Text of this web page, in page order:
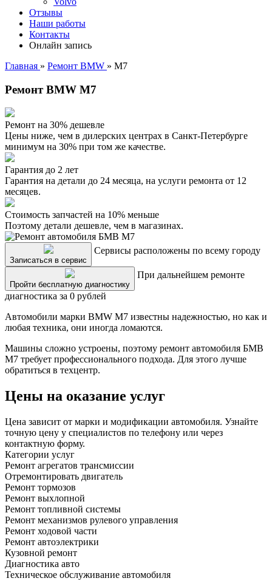
Отзывы
Наши работы
Контакты
Онлайн запись
Главная » Ремонт BMW » M7
Ремонт BMW M7
Ремонт на 30% дешевле
Цены ниже, чем в дилерских центрах в Санкт-Петербурге
минимум на 30% при том же качестве.
Гарантия до 2 лет
Гарантия на детали до 24 месяца, на услуги ремонта от 12
месяцев.
Стоимость запчастей на 10% меньше
Поэтому детали дешевле, чем в магазинах.
Записаться в сервис
Сервисы расположены по всему городу
Пройти бесплатную диагностику
При дальнейшем ремонте
диагностика за 0 рублей
Автомобили марки BMW M7 известны надежностью, но как и
любая техника, они иногда ломаются.
Машины сложно устроены, поэтому ремонт автомобиля БМВ
M7 требует профессионального подхода. Для этого лучше
обратиться в техцентр.
Цены на оказание услуг
Цена зависит от марки и модификации автомобиля. Узнайте
точную цену у специалистов по телефону или через
контактную форму.
Категории услуг
Ремонт агрегатов трансмиссии
Отремонтировать двигатель
Ремонт тормозов
Ремонт выхлопной
Ремонт топливной системы
Ремонт механизмов рулевого управления
Ремонт ходовой части
Ремонт автоэлектрики
Кузовной ремонт
Диагностика авто
Техническое обслуживание автомобиля